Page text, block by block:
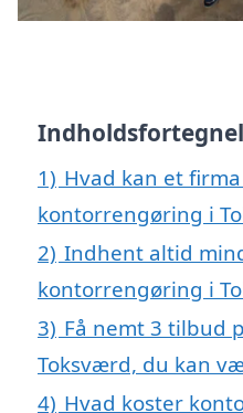
1) Hvad kan et
kontorrengøring i
2) Indhent altid
kontorrengøring i
3) Få nemt 3 tilbud
Toksværd, du kan
4) Hvad koster